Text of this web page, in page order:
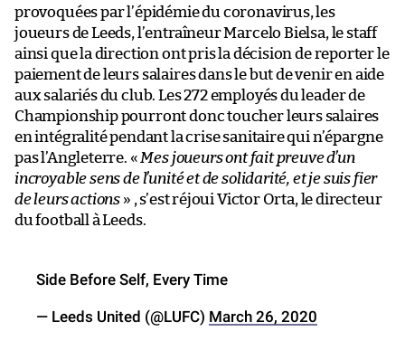
provoquées par l’épidémie du coronavirus, les
joueurs de Leeds, l’entraîneur Marcelo Bielsa, le staff
ainsi que la direction ont pris la décision de reporter le
paiement de leurs salaires dans le but de venir en aide
aux salariés du club. Les 272 employés du leader de
Championship pourront donc toucher leurs salaires
en intégralité pendant la crise sanitaire qui n’épargne
pas l’Angleterre. « Mes joueurs ont fait preuve d’un
incroyable sens de l’unité et de solidarité, et je suis fier
de leurs actions » , s’est réjoui Victor Orta, le directeur
du football à Leeds.
Side Before Self, Every Time
— Leeds United (@LUFC) March 26, 2020